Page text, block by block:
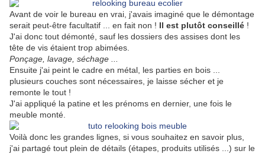
Avant de voir le bureau en vrai, j'avais imaginé que le démontage
serait peut-être facultatif ... en fait non ! Il est plutôt conseillé !
J'ai donc tout démonté, sauf les dossiers des assises dont les
tête de vis étaient trop abimées.
Ponçage, lavage, séchage ...
Ensuite j'ai peint le cadre en métal, les parties en bois ...
plusieurs couches sont nécessaires, je laisse sécher et je
remonte le tout !
J'ai appliqué la patine et les prénoms en dernier, une fois le
meuble monté.
Voilà donc les grandes lignes, si vous souhaitez en savoir plus,
j'ai partagé tout plein de détails (étapes, produits utilisés ...) sur le